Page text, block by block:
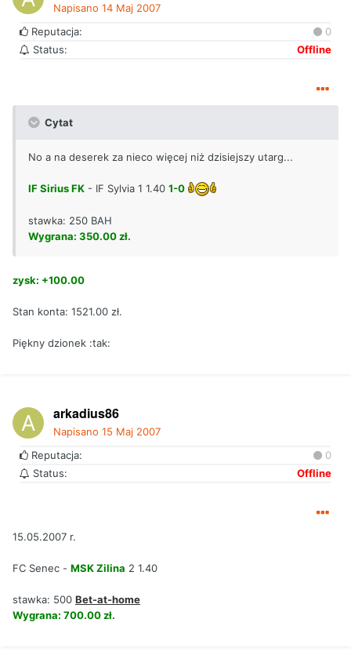
Napisano 14 Maj 2007
Reputacja:
0
Status:
Offline
Cytat
No a na deserek za nieco więcej niż dzisiejszy utarg...
IF Sirius FK - IF Sylvia 1 1.40 1-0
stawka: 250 BAH
Wygrana: 350.00 zł.
zysk: +100.00
Stan konta: 1521.00 zł.
Piękny dzionek :tak:
arkadius86
Napisano 15 Maj 2007
Reputacja:
0
Status:
Offline
15.05.2007 r.
FC Senec - MSK Zilina 2 1.40
stawka: 500 Bet-at-home
Wygrana: 700.00 zł.